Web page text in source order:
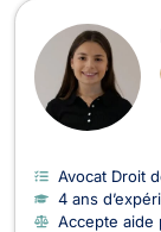
Avocat Droit
4 ans
Accepte aide